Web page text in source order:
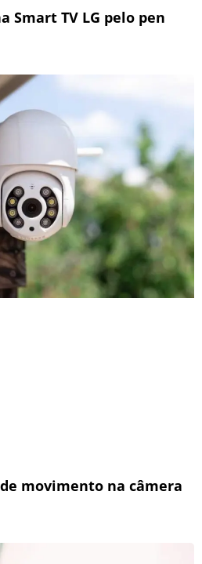
Smart TV LG pelo pen
movimento na câmera